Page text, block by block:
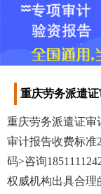
重庆劳务派遣
重庆劳务派遣证审
审计报告收费标准
码>咨询
权威机构出具合理